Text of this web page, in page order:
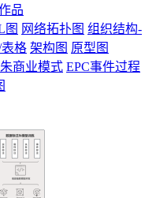
品
图 网络拓扑图 组织结构-
表格 架构图 原型图
商业模式 EPC事件过程